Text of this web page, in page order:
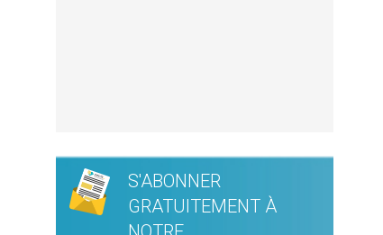
S'ABONNER
GRATUITEMENT À